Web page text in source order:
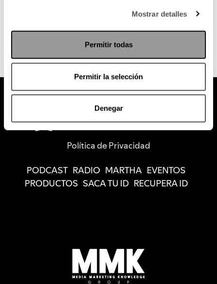
Mostrar detalles
Permitir todas
Permitir la selección
Denegar
Política de Privacidad
PODCAST RADIO MARTHA EVENTOS
PRODUCTOS SACA TU ID RECUPERA ID